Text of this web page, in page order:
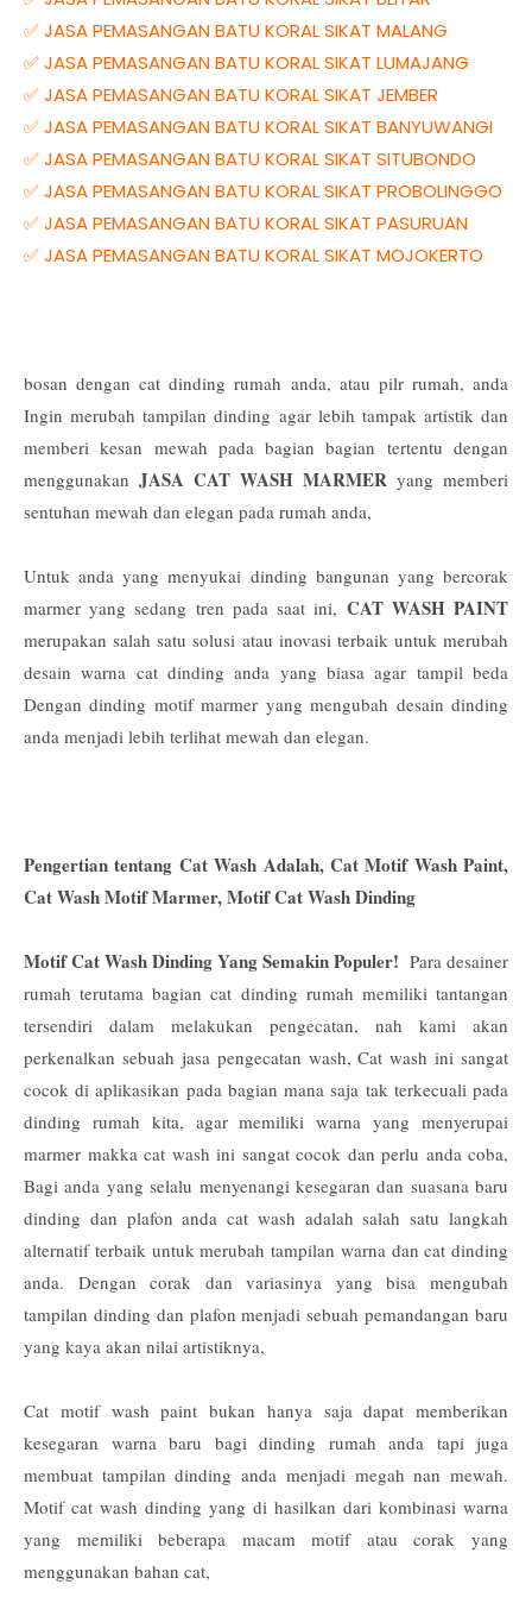
✅ JASA PEMASANGAN BATU KORAL SIKAT MALANG
✅ JASA PEMASANGAN BATU KORAL SIKAT LUMAJANG
✅ JASA PEMASANGAN BATU KORAL SIKAT JEMBER
✅ JASA PEMASANGAN BATU KORAL SIKAT BANYUWANGI
✅ JASA PEMASANGAN BATU KORAL SIKAT SITUBONDO
✅ JASA PEMASANGAN BATU KORAL SIKAT PROBOLINGGO
✅ JASA PEMASANGAN BATU KORAL SIKAT PASURUAN
✅ JASA PEMASANGAN BATU KORAL SIKAT MOJOKERTO
bosan dengan cat dinding rumah anda, atau pilr rumah, anda
Ingin merubah tampilan dinding agar lebih tampak artistik dan
memberi kesan mewah pada bagian bagian tertentu dengan
menggunakan JASA CAT WASH MARMER yang memberi
sentuhan mewah dan elegan pada rumah anda,
Untuk anda yang menyukai dinding bangunan yang bercorak
marmer yang sedang tren pada saat ini, CAT WASH PAINT
merupakan salah satu solusi atau inovasi terbaik untuk merubah
desain warna cat dinding anda yang biasa agar tampil beda
Dengan dinding motif marmer yang mengubah desain dinding
anda menjadi lebih terlihat mewah dan elegan.
Pengertian tentang Cat Wash Adalah, Cat Motif Wash Paint,
Cat Wash Motif Marmer, Motif Cat Wash Dinding
Motif Cat Wash Dinding Yang Semakin Populer! Para desainer
rumah terutama bagian cat dinding rumah memiliki tantangan
tersendiri dalam melakukan pengecatan, nah kami akan
perkenalkan sebuah jasa pengecatan wash, Cat wash ini sangat
cocok di aplikasikan pada bagian mana saja tak terkecuali pada
dinding rumah kita, agar memiliki warna yang menyerupai
marmer makka cat wash ini sangat cocok dan perlu anda coba,
Bagi anda yang selalu menyenangi kesegaran dan suasana baru
dinding dan plafon anda cat wash adalah salah satu langkah
alternatif terbaik untuk merubah tampilan warna dan cat dinding
anda. Dengan corak dan variasinya yang bisa mengubah
tampilan dinding dan plafon menjadi sebuah pemandangan baru
yang kaya akan nilai artistiknya,
Cat motif wash paint bukan hanya saja dapat memberikan
kesegaran warna baru bagi dinding rumah anda tapi juga
membuat tampilan dinding anda menjadi megah nan mewah.
Motif cat wash dinding yang di hasilkan dari kombinasi warna
yang memiliki beberapa macam motif atau corak yang
menggunakan bahan cat,